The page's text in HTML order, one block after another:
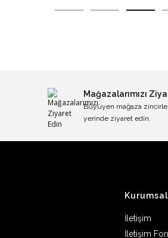
Mağazalarımızı
Büyüyen mağaza
yerinde ziyaret edin.
Kurumsal
İletişim
İletişim